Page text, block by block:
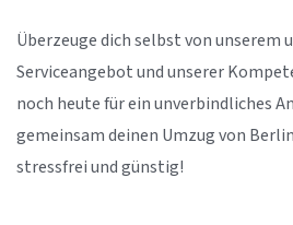
Überzeuge dich selbst von unserem
Serviceangebot und unserer
noch heute für ein unverbindliches
gemeinsam deinen Umzug von
stressfrei und günstig!